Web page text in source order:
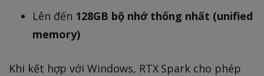
Lên đến 128GB bộ nhớ thống nhất (unified
memory)
Khi kết hợp với Windows, RTX Spark cho phép